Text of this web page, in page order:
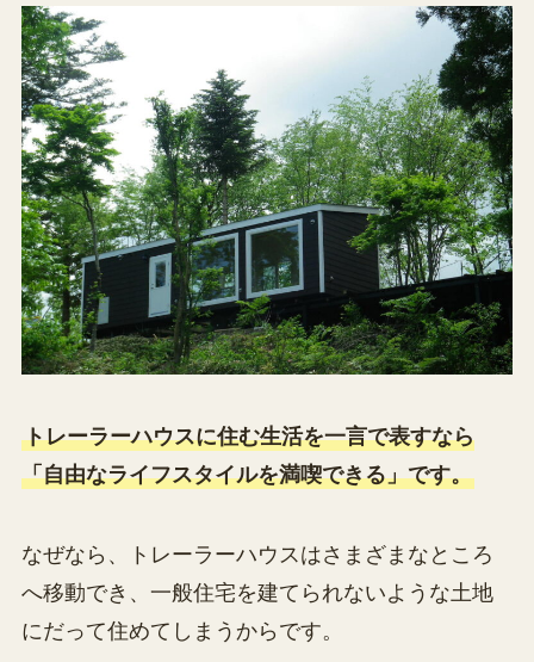
トレーラーハウスに住む生活を一言で表すなら
「自由なライフスタイルを満喫できる」です。
なぜなら、トレーラーハウスはさまざまなところ
へ移動でき、一般住宅を建てられないような土地
にだって住めてしまうからです。